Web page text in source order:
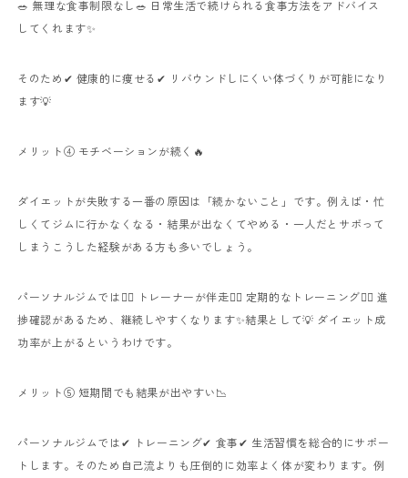
🥗 無理な食事制限なし🥗 日常生活で続けられる食事方法をアドバイス
してくれます✨
そのため✔ 健康的に痩せる✔ リバウンドしにくい体づくりが可能になり
ます💡
メリット④ モチベーションが続く🔥
ダイエットが失敗する一番の原因は「続かないこと」です。例えば・忙
しくてジムに行かなくなる・結果が出なくてやめる・一人だとサボって
しまうこうした経験がある方も多いでしょう。
パーソナルジムでは🏋️‍♂️ トレーナーが伴走🏋️‍♂️ 定期的なトレーニング🏋️‍♂️ 進
捗確認があるため、継続しやすくなります✨結果として💡 ダイエット成
功率が上がるというわけです。
メリット⑤ 短期間でも結果が出やすい📉
パーソナルジムでは✔ トレーニング✔ 食事✔ 生活習慣を総合的にサポー
トします。そのため自己流よりも圧倒的に効率よく体が変わります。例